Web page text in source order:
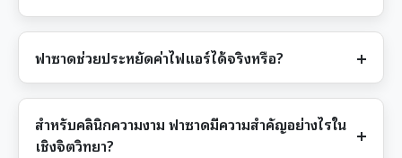
ฟาซาดช่วยประหยัดค่าไฟแอร์ได้จริงหรือ?
สำหรับคลินิกความงาม ฟาซาดมีความสำคัญอย่างไรใน
เชิงจิตวิทยา?